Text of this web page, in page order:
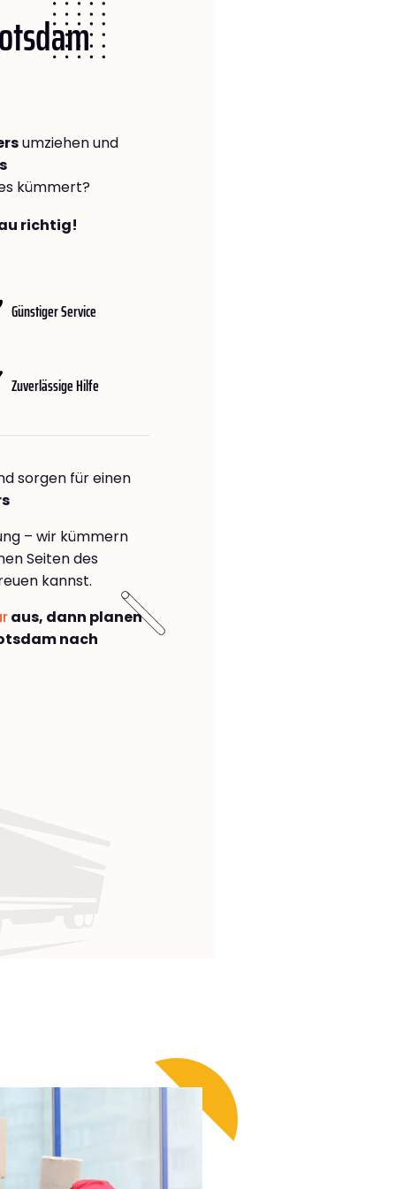
umziehen und
kümmert?
richtig!
Günstiger Service
Zuverlässige Hilfe
sorgen für einen
– wir kümmern
Seiten des
kannst.
aus, dann planen
nach